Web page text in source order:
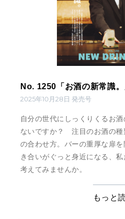
No. 1250「お酒の新常識。
2025年10月28日 発売号
自分の世代にしっくりくるお
ないですか？ 注目のお酒の種
の合わせ方。バーの重厚な扉
き合いがぐっと身近になる、私
考えてみませんか。
もっと